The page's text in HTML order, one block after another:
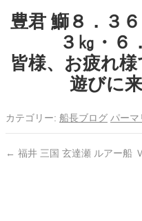
豊君 鰤８．３
３㎏・６
皆様、お疲れ
遊びに
カテゴリー: 船長ブログ パーマ
← 福井 三国 玄達瀬 ルアー船